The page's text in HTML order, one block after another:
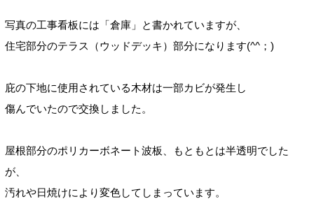
写真の工事看板には「倉庫」と書かれていますが、
住宅部分のテラス（ウッドデッキ）部分になります(^^；)
庇の下地に使用されている木材は一部カビが発生し
傷んでいたので交換しました。
屋根部分のポリカーボネート波板 、もともとは半透明でした
が、
汚れや日焼けにより変色してしまっています。